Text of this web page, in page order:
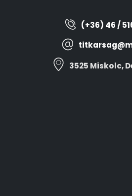
(+36) 46 /
3525 Miskolc,